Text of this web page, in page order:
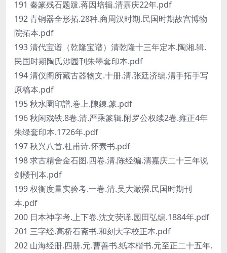
191 秦篆残石题跋.蒋因培辑.清嘉庆22年.pdf
192 青铜器全形拓.28种.商周汉时期.民国时期故宫博物
院拓本.pdf
193 清代宝谱（乾隆宝谱）清乾隆十三年定本.陶湘.辑.
民国时期陶氏涉园刊朱墨套印本.pdf
194 清仪阁所藏古器物文.十册.清.张廷济编.清手拓手写
原稿本.pdf
195 秋水園印譜.巻上.陳錬.篆.pdf
196 秋闲戏铁.8卷.清.严乘篆辑.附罗公权续2卷.雍正4年
朱绿套印本.1726年.pdf
197 秋兴八首.杜甫诗.怀素书.pdf
198 求古精舍金石图.四卷.清.陈经编.清嘉庆二十三年说
剑楼刊本.pdf
199 权衡度量实验考.一卷.清.吴大澂撰.民国时期刊
本.pdf
200 日本神字考.上下卷.沈文荧译.园田弘编.1884年.pdf
201 三字经.高桥石斋书.和刻大字校正本.pdf
202 山海经册.四册.元.曹善书.纸本楷书.元至正二十五年.